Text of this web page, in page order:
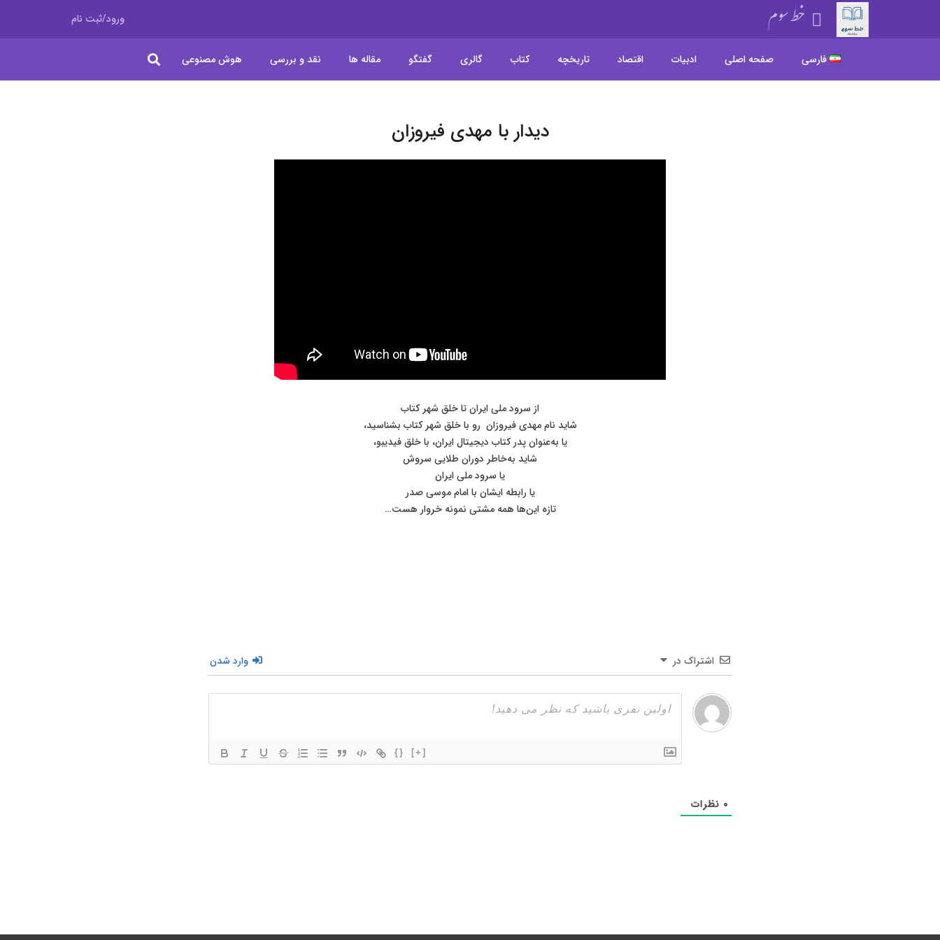
خط سوم ورود/ثبت نام
فارسی صفحه اصلی ادبیات اقتصاد تاریخچه کتاب گالری گفتگو مقاله ها نقد و بررسی هوش مصنوعی
دیدار با مهدی فیروزان
از سرود ملی ایران تا خلق شهر کتاب
شاید نام مهدی فیروزان ‌ رو با خلق شهر کتاب بشناسید،
یا به‌عنوان پدر کتاب دیجیتال ایران، با خلق فیدیبو،
شاید به‌خاطر دوران طلایی سروش
یا سرود ملی ایران
یا رابطه ایشان با امام موسی صدر
تازه این‌ها همه مشتی نمونه خروار هست…
اشتراک در وارد شدن
{} [+]
۰ نظرات